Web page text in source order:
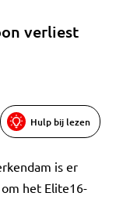
verliest
Hulp bij lezen
is er
het Elite16-